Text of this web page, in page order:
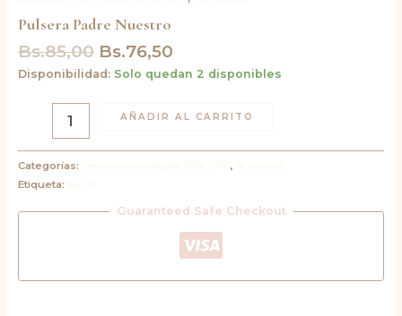
Pulsera Padre Nuestro
Bs.85,00
Bs.85,00.
Bs.76,50
es:
Disponibilidad: Solo quedan 2 disponibles
AÑADIR AL CARRITO
Categorías: ,
Etiqueta:
Guaranteed Safe Checkout